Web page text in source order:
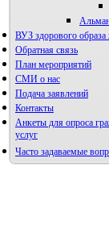
ВУЗ здорового образа
Обратная связь
План мероприятий
СМИ о нас
Подача заявлений
Контакты
Анкеты для опроса
услуг
Часто задаваемые